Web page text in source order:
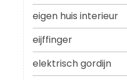
eigen huis interieur
eijffinger
elektrisch gordijn